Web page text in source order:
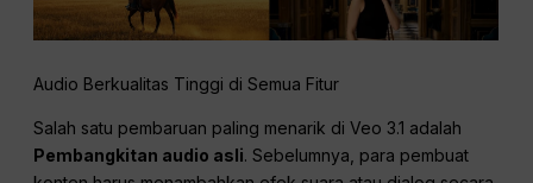
Audio Berkualitas Tinggi di Semua Fitur
Salah satu pembaruan paling menarik di Veo 3.1 adalah
Pembangkitan audio asli. Sebelumnya, para pembuat